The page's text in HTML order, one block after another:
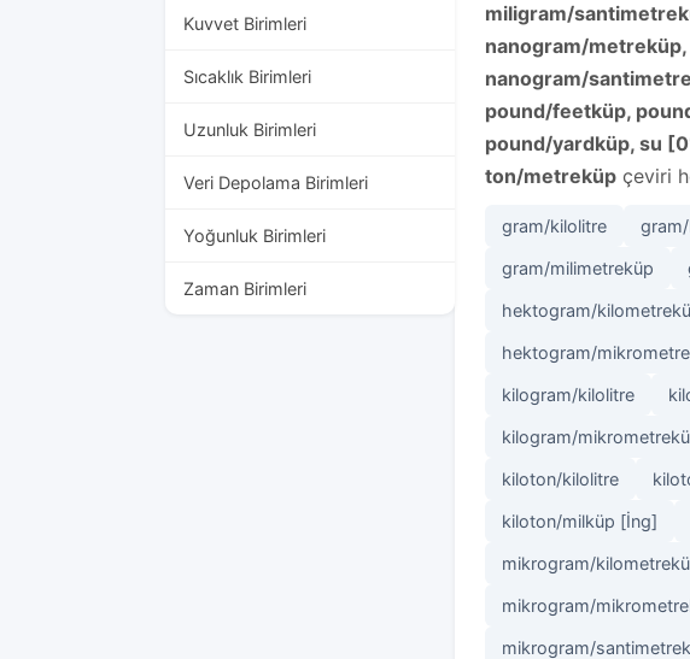
Kuvvet Birimleri
Sıcaklık Birimleri
Uzunluk Birimleri
Veri Depolama Birimleri
Yoğunluk Birimleri
Zaman Birimleri
miligram/
nanogram/
nanogram/
pound/feetküp,
pound/yardküp, su
ton/metreküp çeviri
gram/kilolitre
gram/milimetreküp
hektogram/
hektogram/
kilogram/kilolitre
kilogram/
kiloton/kilolitre
kiloton/milküp [İng]
mikrogram/
mikrogram/
mikrogram/